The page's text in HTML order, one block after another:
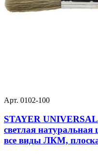
Арт. 0102-100
STAYER
светлая
все виды ЛКМ,